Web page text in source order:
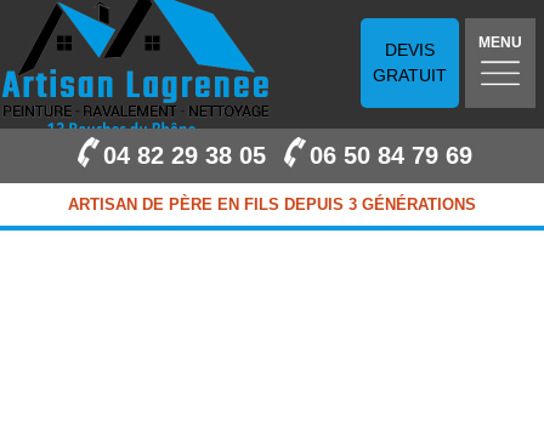
DEVIS
GRATUIT
MENU
04 82 29 38 05 06 50 84 79 69
ARTISAN DE PÈRE EN FILS DEPUIS 3 GÉNÉRATIONS